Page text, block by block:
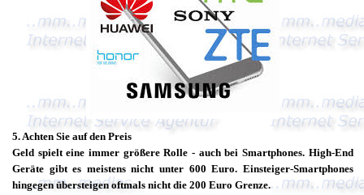
5. Achten Sie auf den Preis
Geld spielt eine immer größere Rolle - auch bei Smartphones. High-End
Geräte gibt es meistens nicht unter 600 Euro. Einsteiger-Smartphones
hingegen übersteigen oftmals nicht die 200 Euro Grenze.